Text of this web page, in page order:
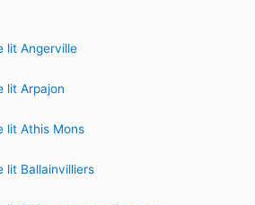
lit Angerville
lit Arpajon
lit Athis Mons
lit Ballainvilliers